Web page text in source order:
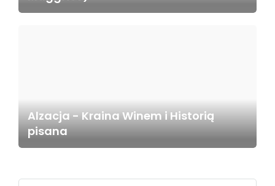
Alzacja - Kraina Winem i Historią
pisana